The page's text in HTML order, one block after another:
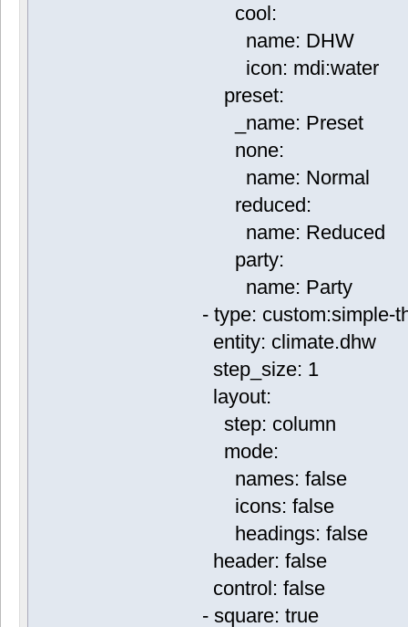
cool:
name: DHW
icon: mdi:water
preset:
_name: Preset
none:
name: Normal
reduced:
name: Reduced
party:
name: Party
- type: custom:simple-
entity: climate.dhw
step_size: 1
layout:
step: column
mode:
names: false
icons: false
headings: false
header: false
control: false
- square: true